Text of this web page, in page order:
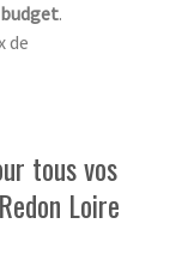
budget.
de
tous vos
Loire